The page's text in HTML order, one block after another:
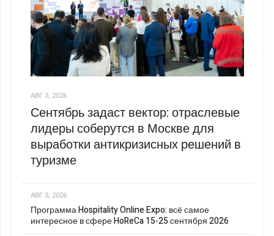
АВГ 3, 2026
Сентябрь задаст вектор: отраслевые
лидеры соберутся в Москве для
выработки антикризисных решений в
туризме
АВГ 3, 2026
Программа Hospitality Online Expo: всё самое
интересное в сфере HoReCa 15-25 сентября 2026